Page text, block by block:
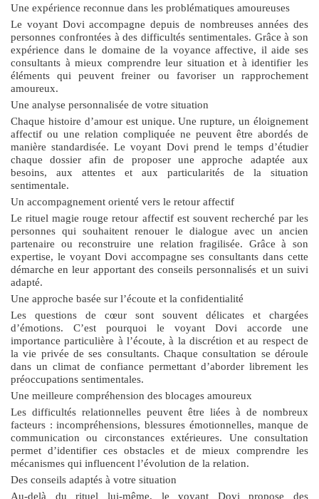
Une expérience reconnue dans les problématiques amoureuses
Le voyant Dovi accompagne depuis de nombreuses années des
personnes confrontées à des difficultés sentimentales. Grâce à son
expérience dans le domaine de la voyance affective, il aide ses
consultants à mieux comprendre leur situation et à identifier les
éléments qui peuvent freiner ou favoriser un rapprochement
amoureux.
Une analyse personnalisée de votre situation
Chaque histoire d’amour est unique. Une rupture, un éloignement
affectif ou une relation compliquée ne peuvent être abordés de
manière standardisée. Le voyant Dovi prend le temps d’étudier
chaque dossier afin de proposer une approche adaptée aux
besoins, aux attentes et aux particularités de la situation
sentimentale.
Un accompagnement orienté vers le retour affectif
Lerituel magie rouge retour affectifest souvent recherché par les
personnes qui souhaitent renouer le dialogue avec un ancien
partenaire ou reconstruire une relation fragilisée. Grâce à son
expertise, le voyant Dovi accompagne ses consultants dans cette
démarche en leur apportant des conseils personnalisés et un suivi
adapté.
Une approche basée sur l’écoute et la confidentialité
Les questions de cœur sont souvent délicates et chargées
d’émotions. C’est pourquoi le voyant Dovi accorde une
importance particulière à l’écoute, à la discrétion et au respect de
la vie privée de ses consultants. Chaque consultation se déroule
dans un climat de confiance permettant d’aborder librement les
préoccupations sentimentales.
Une meilleure compréhension des blocages amoureux
Les difficultés relationnelles peuvent être liées à de nombreux
facteurs : incompréhensions, blessures émotionnelles, manque de
communication ou circonstances extérieures. Une consultation
permet d’identifier ces obstacles et de mieux comprendre les
mécanismes qui influencent l’évolution de la relation.
Des conseils adaptés à votre situation
Au-delà du rituel lui-même, le voyant Dovi propose des